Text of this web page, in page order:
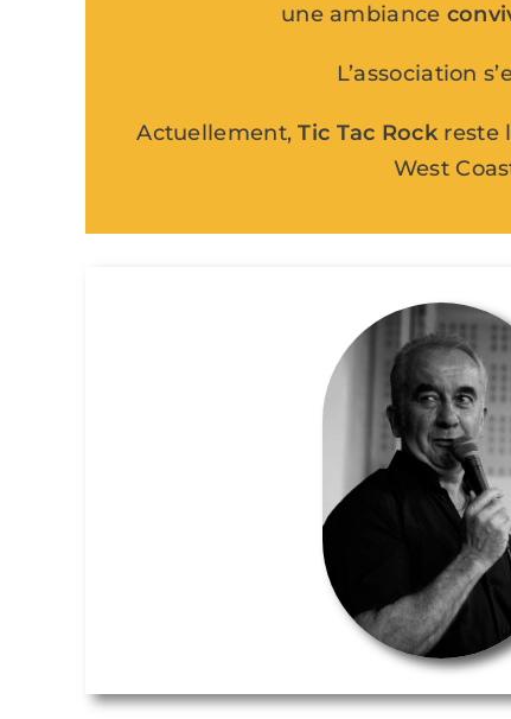
une ambiance
L’association
Actuellement,Tic Tac Rockreste
West